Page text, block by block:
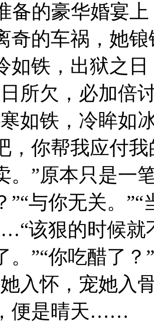
的豪华婚宴上
奇的车祸，她
如铁，出狱之
日所欠，必加倍
如铁，冷眸如
，你帮我应付
。”原本只是
”“与你无关。
该狠的时候就
。”“你吃醋了
入怀，宠她入
便是晴天……